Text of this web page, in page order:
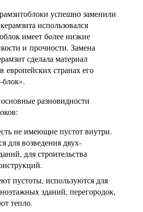
успешно заменили
использовался
имеет более низкие
и прочности. Замена
сделала материал
европейских странах его
блок».
разновидности
не имеющие пустот внутри.
для возведения двух-
для строительства
пустоты, используются для
зданий, перегородок,
тепло.